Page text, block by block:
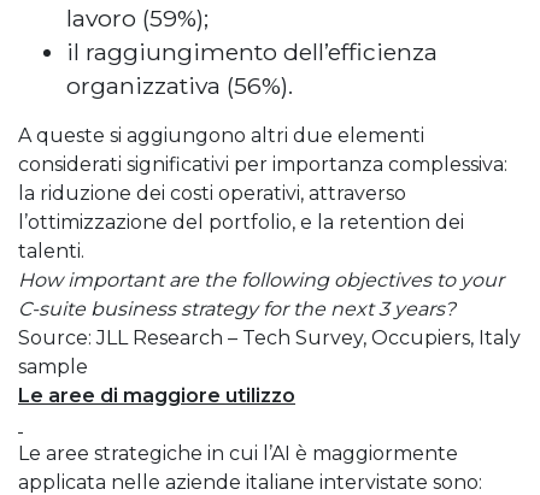
lavoro (59%);
il raggiungimento dell’efficienza
organizzativa (56%).
A queste si aggiungono altri due elementi
considerati significativi per importanza complessiva:
la riduzione dei costi operativi, attraverso
l’ottimizzazione del portfolio, e la retention dei
talenti.
How important are the following objectives to your
C-suite business strategy for the next 3 years?
Source: JLL Research – Tech Survey, Occupiers, Italy
sample
Le aree di maggiore utilizzo
Le aree strategiche in cui l’AI è maggiormente
applicata nelle aziende italiane intervistate sono: